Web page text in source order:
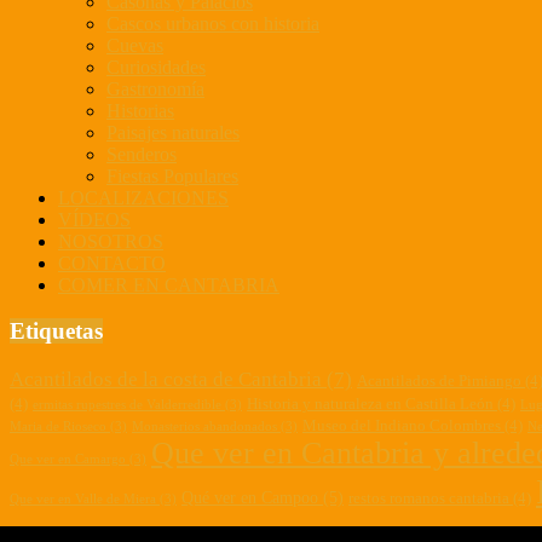
Cascos urbanos con historia
Cuevas
Curiosidades
Gastronomía
Historias
Paisajes naturales
Senderos
Fiestas Populares
LOCALIZACIONES
VÍDEOS
NOSOTROS
CONTACTO
COMER EN CANTABRIA
Etiquetas
Acantilados de la costa de Cantabria (7) Acantilados de Pimiango (4)
(4)
ermitas rupestres de Valderredible (3) Historia y naturaleza en Castilla León (4)
Maria de Rioseco (3) Monasterios abandonados (3) Museo del Indiano Colombres (4)
Que ver en Camargo (3) Que ver en Cantabria y
Que ver en Valle de Miera (3) Qué ver en Campoo (5) restos romanos cantabria (4)